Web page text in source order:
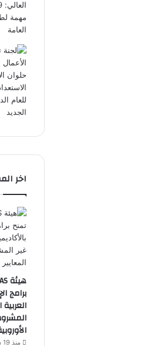
اخر
برامج
منذ 19 ساعة